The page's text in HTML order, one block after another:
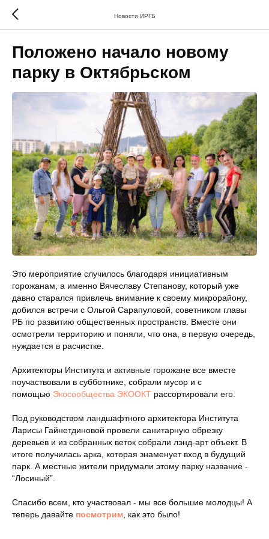
Новости ИРГБ
Положено начало новому
парку в Октябрьском
Это мероприятие случилось благодаря инициативным
горожанам, а именно Вячеславу Степанову, который уже
давно старался привлечь внимание к своему микрорайону,
добился встречи с Ольгой Сарапуловой, советником главы
РБ по развитию общественных пространств. Вместе они
осмотрели территорию и поняли, что она, в первую очередь,
нуждается в расчистке.
Архитекторы Института и активные горожане все вместе
поучаствовали в субботнике, собрали мусор и с
помощью Экосообщества ЭКООКТ рассортировали его.
Под руководством ландшафтного архитектора Института
Ларисы Гайнетдиновой провели санитарную обрезку
деревьев и из собранных веток собрали лэнд-арт объект. В
итоге получилась арка, которая знаменует вход в будущий
парк. А местные жители придумали этому парку название -
“Лосиный”.
Спасибо всем, кто участвовал - мы все большие молодцы! А
теперь давайте посмотрим , как это было!